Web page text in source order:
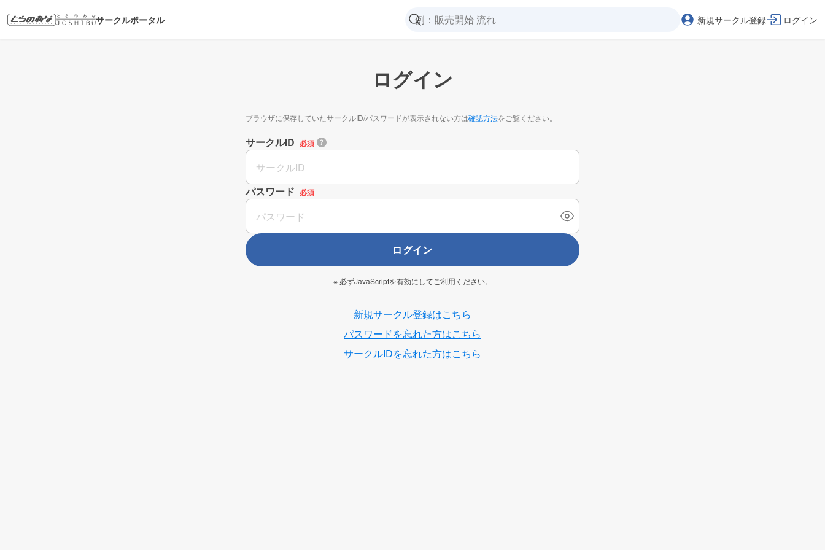
サークルポータル 新規サークル登録 ログイン
ログイン
ブラウザに保存していたサークルID/パスワードが表示されない方は確認方法をご覧ください。
サークルID 必須
パスワード 必須
ログイン
※ 必ずJavaScriptを有効にしてご利用ください。
新規サークル登録はこちら
パスワードを忘れた方はこちら
サークルIDを忘れた方はこちら